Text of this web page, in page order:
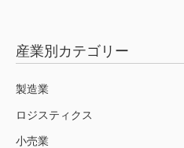
産業別カテゴリー
製造業
ロジスティクス
小売業